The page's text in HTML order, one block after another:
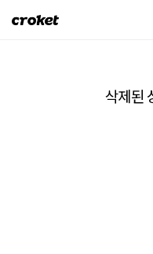
크
삭제된